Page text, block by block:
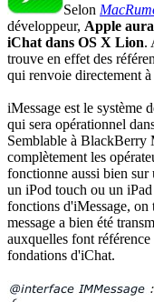
Selon
développeur, Apple
iChat dans OS X Lion.
trouve en effet des
qui renvoie directement à
iMessage est le système
qui sera opérationnel
Semblable à BlackBerry
complètement les
fonctionne aussi bien sur
un iPod touch ou un
fonctions d'iMessage,
message a bien été
auxquelles font
fondations d'iChat.